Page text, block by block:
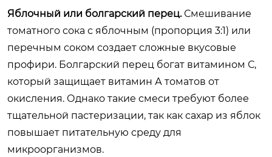
Яблочный или болгарский перец.Смешивание
томатного сока с яблочным (пропорция 3:1) или
перечным соком создает сложные вкусовые
профири. Болгарский перец богат витамином С,
который защищает витамин А томатов от
окисления. Однако такие смеси требуют более
тщательной пастеризации, так как сахар из яблок
повышает питательную среду для
микроорганизмов.